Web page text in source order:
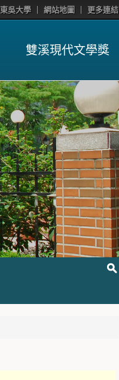
東吳大學 網站地圖 更多連結
雙溪現代文學獎